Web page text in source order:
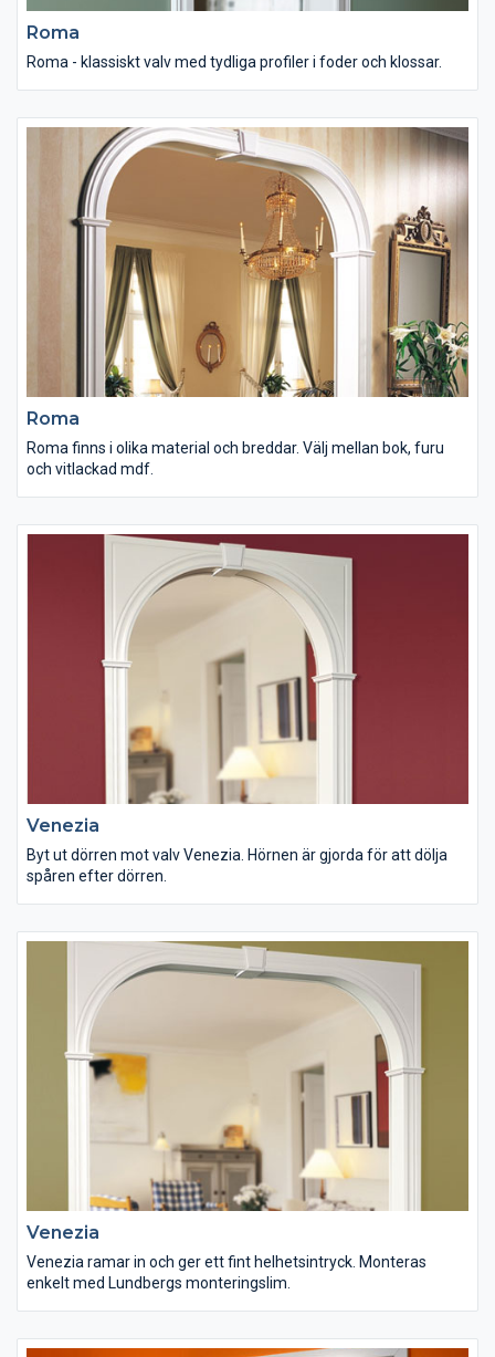
Roma
Roma - klassiskt valv med tydliga profiler i foder och klossar.
Roma
Roma finns i olika material och breddar. Välj mellan bok, furu
och vitlackad mdf.
Venezia
Byt ut dörren mot valv Venezia. Hörnen är gjorda för att dölja
spåren efter dörren.
Venezia
Venezia ramar in och ger ett fint helhetsintryck. Monteras
enkelt med Lundbergs monteringslim.